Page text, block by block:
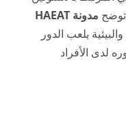
مدونة HAEAT
يلعب الدور
لدى الأفراد